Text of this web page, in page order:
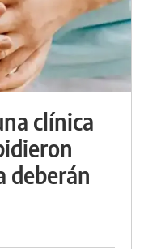
clínica
deberán